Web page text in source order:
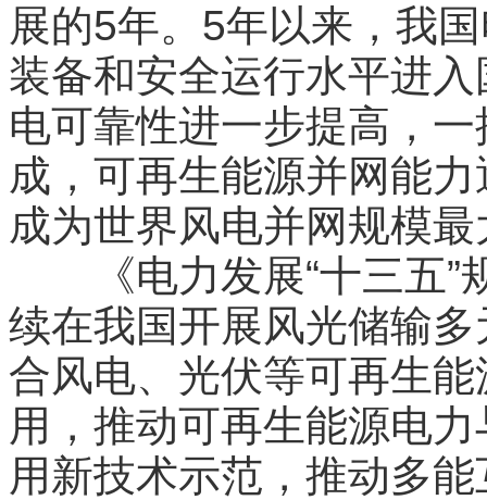
展的5年。5年以来，我
装备和安全运行水平进
电可靠性进一步提高，
成，可再生能源并网能
成为世界风电并网规模
《电力发展“十三五”
续在我国开展风光储输
合风电、光伏等可再生
用，推动可再生能源电
用新技术示范，推动多